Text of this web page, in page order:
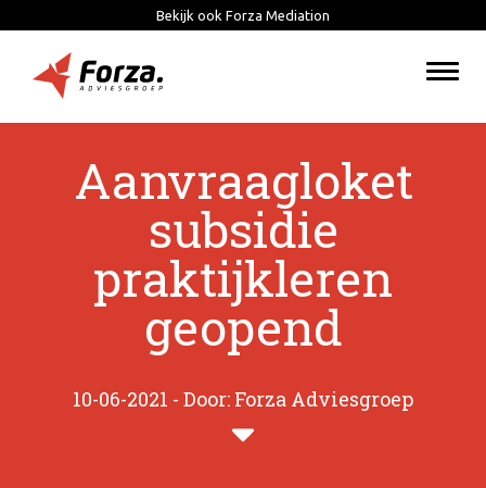
Bekijk ook Forza Mediation
Aanvraagloket
subsidie
praktijkleren
geopend
10-06-2021 - Door: Forza Adviesgroep